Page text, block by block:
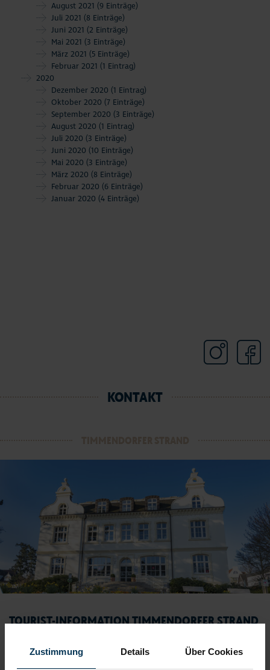
Zustimmung Details Über Cookies
August 2021 (9 Einträge)
Juli 2021 (8 Einträge)
Juni 2021 (2 Einträge)
Mai 2021 (3 Einträge)
März 2021 (5 Einträge)
Februar 2021 (1 Eintrag)
2020
Dezember 2020 (1 Eintrag)
Oktober 2020 (7 Einträge)
September 2020 (3 Einträge)
August 2020 (1 Eintrag)
Juli 2020 (3 Einträge)
Juni 2020 (10 Einträge)
Mai 2020 (3 Einträge)
März 2020 (8 Einträge)
Februar 2020 (6 Einträge)
Januar 2020 (4 Einträge)
KONTAKT
TOURIST-INFORMATION TIMMENDORFER STRAND
23669 Timmendorfer Strand